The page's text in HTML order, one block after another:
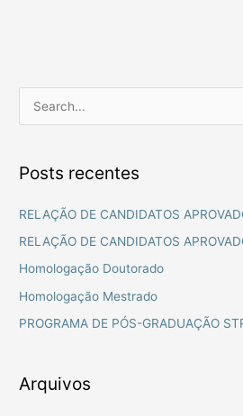
q
u
r
p
r
Posts recentes
RELAÇÃO DE CANDIDATOS
RELAÇÃO DE CANDIDATOS
Homologação Doutorado
Homologação Mestrado
PROGRAMA DE PÓS-GRADUAÇÃO
Arquivos